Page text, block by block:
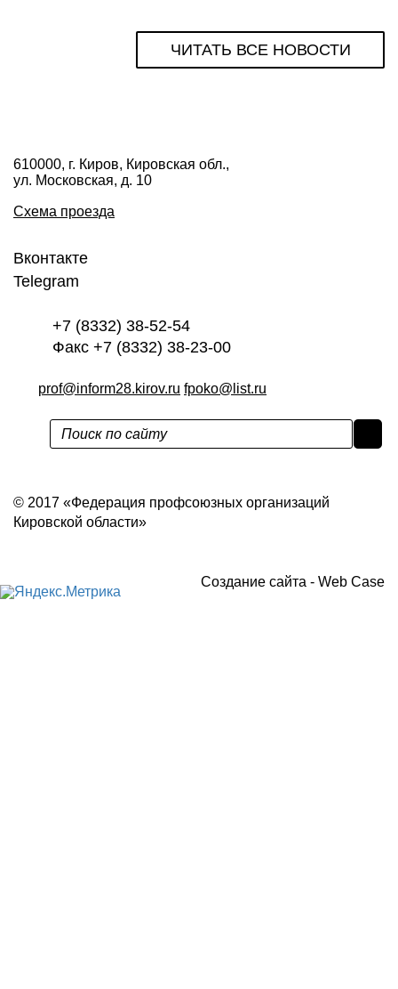
ЧИТАТЬ ВСЕ НОВОСТИ
610000, г. Киров, Кировская обл.,
ул. Московская, д. 10
Схема проезда
Вконтакте
Telegram
+7 (8332) 38-52-54
Факс +7 (8332) 38-23-00
prof@inform28.kirov.ru fpoko@list.ru
© 2017 «Федерация профсоюзных организаций
Кировской области»
Создание сайта - Web Case